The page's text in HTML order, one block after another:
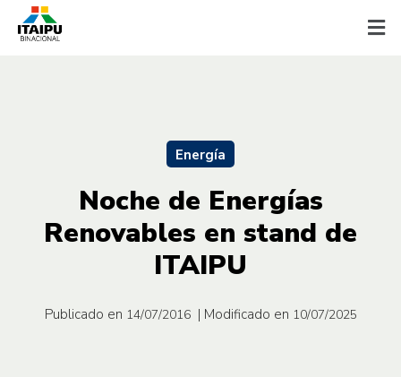
Energía
Noche de Energías
Renovables en stand de
ITAIPU
Publicado en 14/07/2016 | Modificado en 10/07/2025